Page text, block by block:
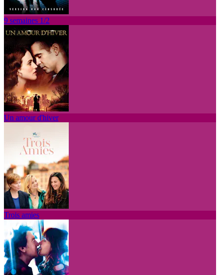
9 semaines 1/2
Un amour d'hiver
Trois amies